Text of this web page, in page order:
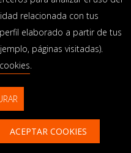
– SPAIN
Portal de privacidad
interno información
relacionada con tus
elaborado a partir de tus
páginas visitadas).
.
ACEPTAR COOKIES